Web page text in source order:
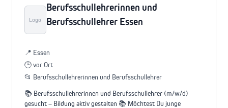
Logo
Berufsschullehrerinnen und
Berufsschullehrer Essen
📍 Essen
🕒 vor Ort
📂 Berufsschullehrerinnen und Berufsschullehrer
📚 Berufsschullehrerinnen und Berufsschullehrer (m/w/d)
gesucht – Bildung aktiv gestalten 📚 Möchtest Du junge